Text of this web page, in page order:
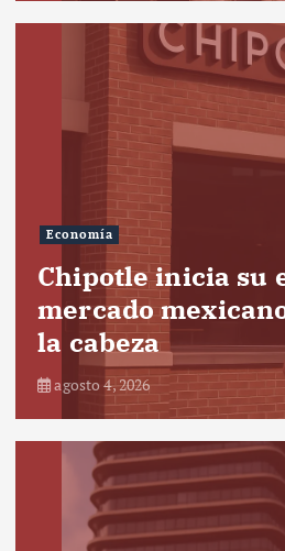
Economía
Chipotle inicia su
mercado
la cabeza
agosto 4, 2026